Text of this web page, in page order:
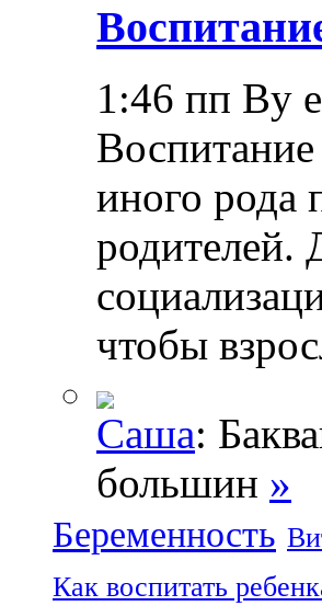
1:46 пп By
иного рода
родителей.
чтобы
Саша:
большин »
Беременность
Как воспитать